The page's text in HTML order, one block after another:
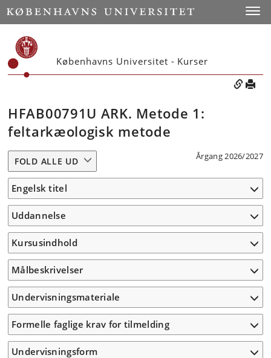
Københavns Universitet - Kurser
HFAB00791U ARK. Metode 1:
feltarkæologisk metode
Årgang 2026/2027
FOLD ALLE UD
Engelsk titel
Uddannelse
Kursusindhold
Målbeskrivelser
Undervisningsmateriale
Formelle faglige krav for tilmelding
Undervisningsform